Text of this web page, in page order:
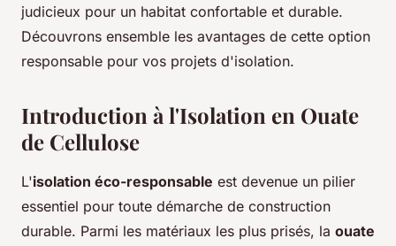
judicieux pour un habitat confortable et durable.
Découvrons ensemble les avantages de cette option
responsable pour vos projets d'isolation.
Introduction à l'Isolation en Ouate
de Cellulose
L'isolation éco-responsable est devenue un pilier
essentiel pour toute démarche de construction
durable. Parmi les matériaux les plus prisés, la ouate